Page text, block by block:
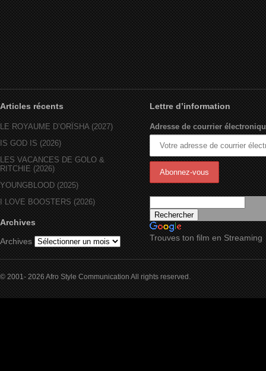
Articles récents
LE ROYAUME D’ORÏSHA (2027)
IS GOD IS (2026)
LES VACANCES DE GOLO &
RITCHIE (2026)
YOUNGBLOOD (2025)
I LOVE BOOSTERS (2026)
Archives
Archives
Lettre d’information
Adresse de courrier
Trouves ton film en Streaming
© 2001- 2026 Afro Style Communication All rights reserved.